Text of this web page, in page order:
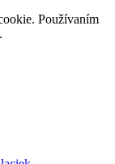
Používaním